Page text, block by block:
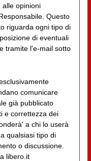
alle opinioni
Questo
riguarda ogni tipo di
di eventuali
tramite l'e-mail sotto
comunicare
già pubblicato
e correttezza dei
a chi lo userà
qualsiasi tipo di
o discussione.
libero.it